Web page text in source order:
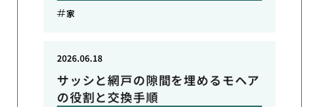
家
サッシと網戸の隙間を埋めるモヘア
の役割と交換手順
2026.06.18